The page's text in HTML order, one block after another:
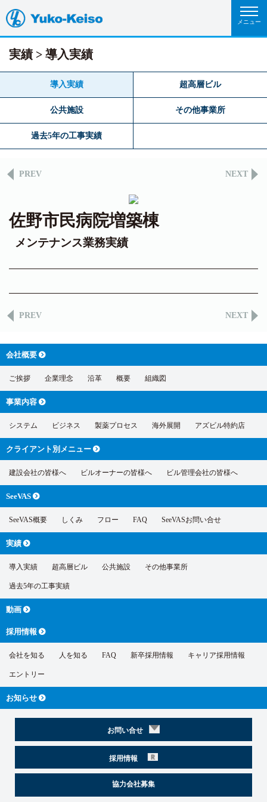
実績 導入実績
導入実績 超高層ビル
公共施設 その他事業所
過去5年の工事実績
PREV NEXT
佐野市民病院増築棟
メンテナンス業務実績
PREV NEXT
会社概要
ご挨拶 企業理念 沿革 概要 組織図
事業内容
システム ビジネス 製薬プロセス 海外展開 アズビル特約店
クライアント別 メニュー
建設会社の皆様へ ビルオーナーの皆様へ ビル管理会社の皆様へ
SeeVAS
SeeVAS概要 しくみ フロー FAQ SeeVASお問い合せ
実績
導入実績 超高層ビル 公共施設 その他事業所
過去5年の工事実績
動画
採用情報
会社を知る 人を知る FAQ 新卒採用情報 キャリア採用情報
エントリー
お知らせ
お問い合せ
採用情報
協力会社募集